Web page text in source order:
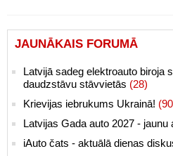
JAUNĀKAIS FORUMĀ
Latvijā sadeg elektroauto biroja
daudzstāvu stāvvietās (28)
Krievijas iebrukums Ukrainā!
Latvijas Gada auto 2027 -
iAuto čats - aktuālā dienas